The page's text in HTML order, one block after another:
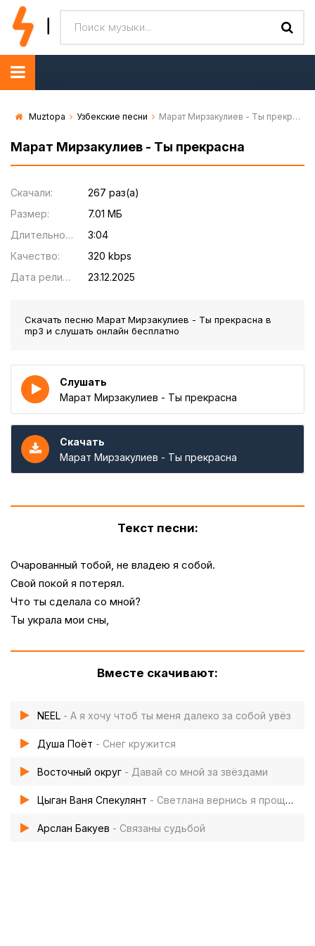
Muztopa Узбекские песни Марат Мирзакулиев - Ты прекрасна
Марат Мирзакулиев - Ты прекрасна
Скачали:
267 раз(а)
Размер:
7.01 МБ
Длительность:
3:04
Качество:
320 kbps
Дата релиза:
23.12.2025
Скачать песню Марат Мирзакулиев - Ты прекрасна в
mp3 и слушать онлайн бесплатно
Слушать
Марат Мирзакулиев - Ты прекрасна
Скачать
Марат Мирзакулиев - Ты прекрасна
Текст песни:
Очарованный тобой, не владею я собой.
Свой покой я потерял.
Что ты сделала со мной?
Ты украла мои сны,
Вместе скачивают:
NEEL - А я хочу чтоб ты меня далеко за собой увёз
Душа Поёт‬ - Снег кружится
Восточный округ - Давай со мной за звёздами
Цыган Ваня Спекулянт - Светлана вернись я прощу обманы
Арслан Бакуев - Связаны судьбой